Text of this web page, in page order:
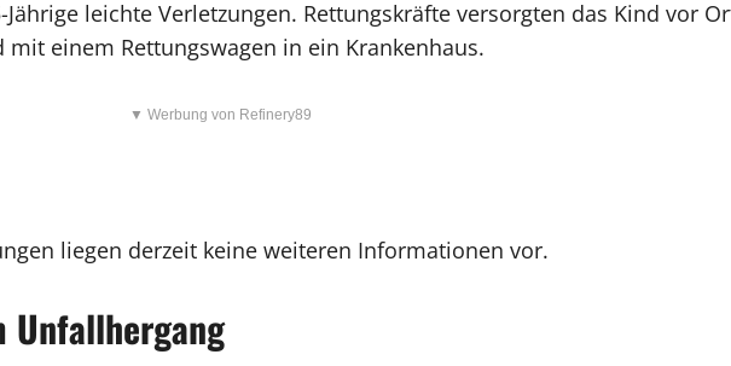
leichte Verletzungen. Rettungskräfte versorgten das Kind vor
einem Rettungswagen in ein Krankenhaus.
▼ Werbung von Refinery89
liegen derzeit keine weiteren Informationen vor.